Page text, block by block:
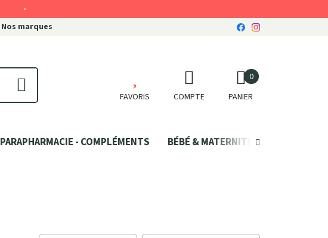
Nos marques
FAVORIS COMPTE PANIER
0
PARAPHARMACIE - COMPLÉMENTS BÉBÉ & MATERNITÉ